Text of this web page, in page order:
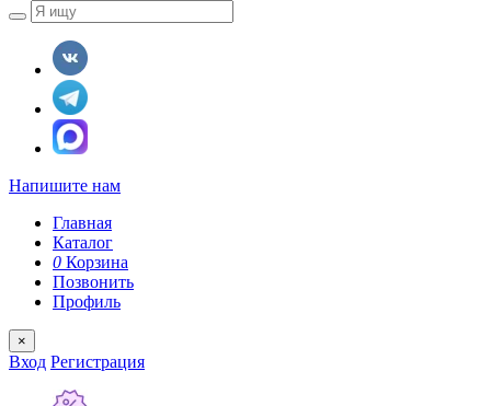
Напишите нам
Главная
Каталог
0 Корзина
Позвонить
Профиль
×
Вход Регистрация